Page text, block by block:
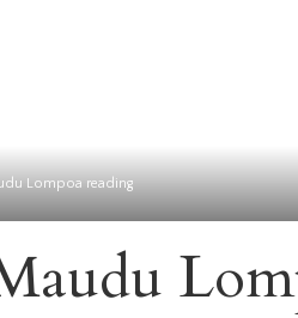
Lompoa reading